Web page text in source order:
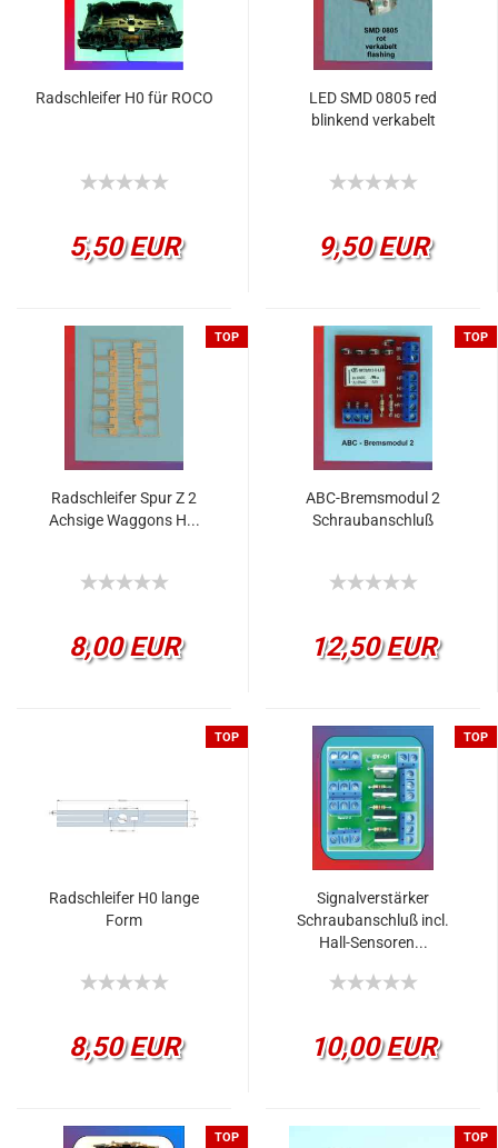
Radschleifer H0 für ROCO
5,50 EUR
LED SMD 0805 red
blinkend verkabelt
9,50 EUR
TOP
Radschleifer Spur Z 2
Achsige Waggons H...
8,00 EUR
TOP
ABC-Bremsmodul 2
Schraubanschluß
12,50 EUR
TOP
Radschleifer H0 lange
Form
8,50 EUR
TOP
Signalverstärker
Schraubanschluß incl.
Hall-Sensoren...
10,00 EUR
TOP TOP